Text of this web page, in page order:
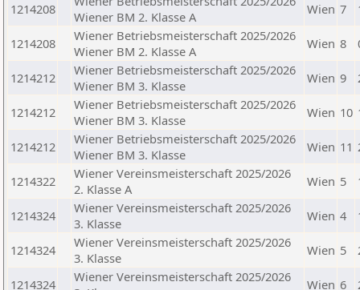
1214208
Wiener BM 2. Klasse A
Wien 7
1214208
Wiener Betriebsmeisterschaft 2025/2026
Wiener BM 2. Klasse A
Wien 8
1214212
Wiener Betriebsmeisterschaft 2025/2026
Wiener BM 3. Klasse
Wien 9
1214212
Wiener Betriebsmeisterschaft 2025/2026
Wiener BM 3. Klasse
Wien 10
1214212
Wiener Betriebsmeisterschaft 2025/2026
Wiener BM 3. Klasse
Wien 11
1214322
Wiener Vereinsmeisterschaft 2025/2026
2. Klasse A
Wien 5
1214324
Wiener Vereinsmeisterschaft 2025/2026
3. Klasse
Wien 4
1214324
Wiener Vereinsmeisterschaft 2025/2026
3. Klasse
Wien 5
1214324
Wiener Vereinsmeisterschaft 2025/2026
Wien 6